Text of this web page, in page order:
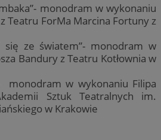
monodram w wykonaniu
Teatru ForMa Marcina Fortuny z
się ze światem”- monodram w
Bandury z Teatru Kotłownia w
monodram w wykonaniu Filipa
Sztuk Teatralnych im.
w Krakowie